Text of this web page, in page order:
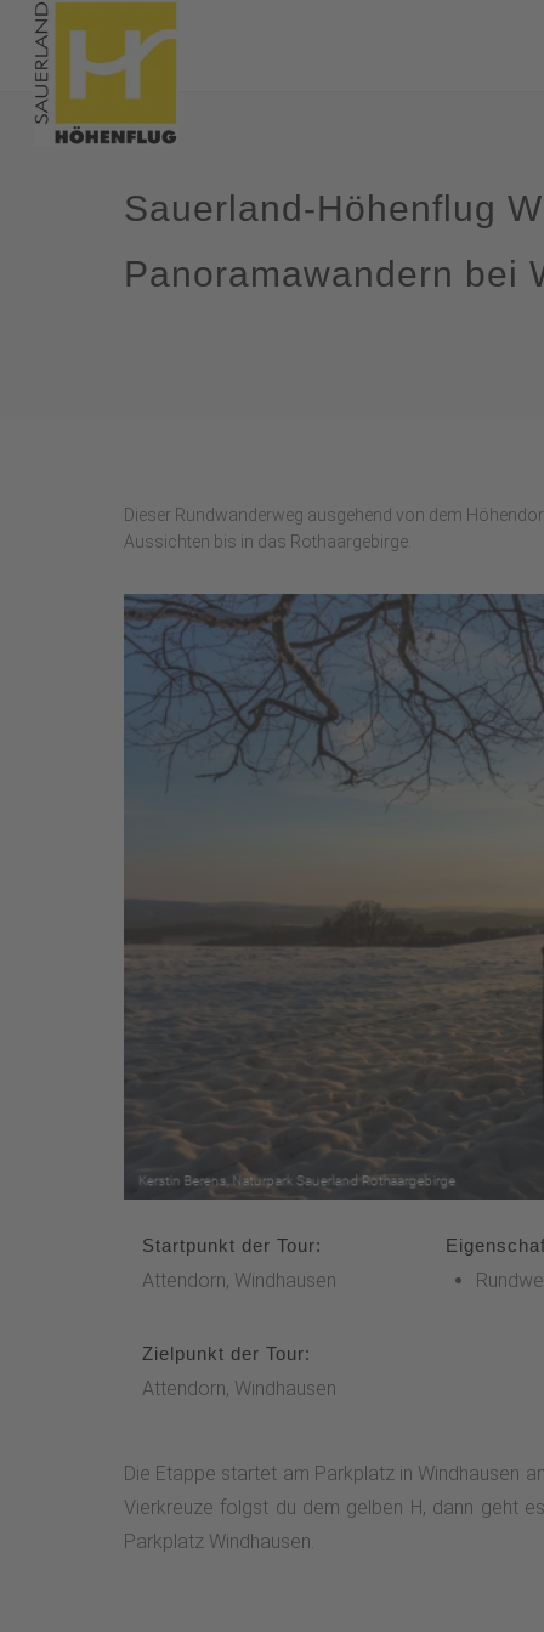
Sauerland-Höhenflug
Panoramawandern bei
Dieser Rundwanderweg ausgehend von dem
Aussichten bis in das Rothaargebirge.
Startpunkt der Tour:
Attendorn, Windhausen
Zielpunkt der Tour:
Attendorn, Windhausen
Die Etappe startet am Parkplatz in Windhausen
Vierkreuze folgst du dem gelben H, dann geht
Parkplatz Windhausen.